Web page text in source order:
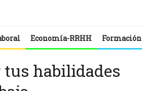
Economía-RRHH Formación
tus habilidades